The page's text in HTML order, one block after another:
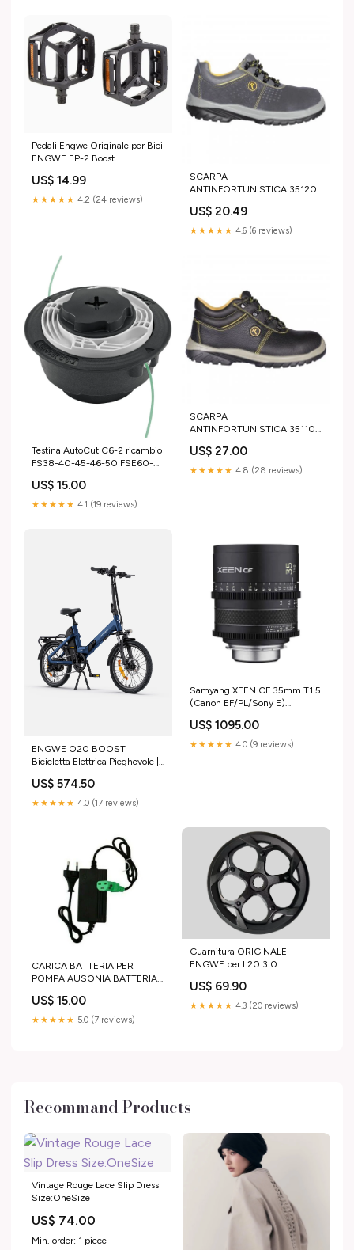
Pedali Engwe Originale per Bici
ENGWE EP-2 Boost
BOOST/L20 3.0 wellgo
BOOST/L20 3.0 PRO D11
US$ 14.99
★★★★★ 4.2 (24 reviews)
SCARPA
ANTINFORTUNISTICA 35120
SRC 43 Adattatore maschio
US$ 20.49
★★★★★ 4.6 (6 reviews)
Testina AutoCut C6-2 ricambio
FS38-40-45-46-50 FSE60-
Decespugliatori
US$ 15.00
★★★★★ 4.1 (19 reviews)
SCARPA
ANTINFORTUNISTICA 35110
US$ 27.00
★★★★★ 4.8 (28 reviews)
ENGWE O20 BOOST
Bicicletta Elettrica Pieghevole |
di coppia | Freni Idraulici |
Batteria LG Removibile 48V
US$ 574.50
★★★★★ 4.0 (17 reviews)
Samyang XEEN CF 35mm T1.5
(Canon EF/PL/Sony E)
US$ 1095.00
★★★★★ 4.0 (9 reviews)
CARICA BATTERIA PER
POMPA AUSONIA BATTERIA
US$ 15.00
★★★★★ 5.0 (7 reviews)
Guarnitura ORIGINALE
ENGWE per L20 3.0
Boost Telaio
US$ 69.90
★★★★★ 4.3 (20 reviews)
Recommand Products
Vintage Rouge Lace Slip Dress
Size:OneSize
US$ 74.00
Min. order: 1 piece